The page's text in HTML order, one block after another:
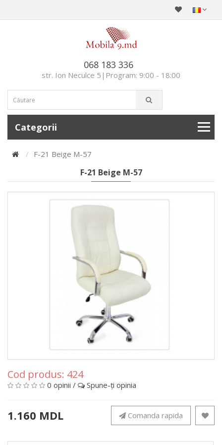
068 183 336
str. Ion Neculce 5|Program: 9:00 - 18:00
Categorii
F-21 Beige M-57
F-21 Beige M-57
Cod produs: 424
0 opinii / Spune-ţi opinia
1.160 MDL Comanda rapida